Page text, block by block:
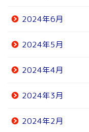
2024年6月
2024年5月
2024年4月
2024年3月
2024年2月